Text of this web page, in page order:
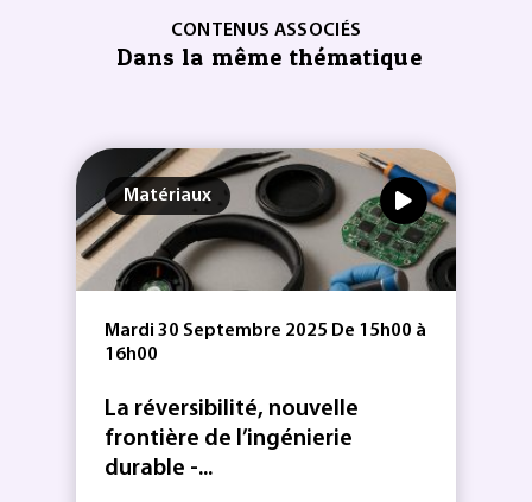
CONTENUS ASSOCIÉS
Dans la même thématique
Matériaux
Mardi 30 Septembre 2025 De 15h00 à
16h00
La réversibilité, nouvelle
frontière de l’ingénierie
durable -...